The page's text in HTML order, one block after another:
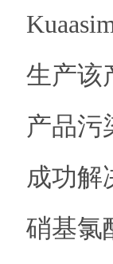
生产该
产品污
成功解
硝基氯